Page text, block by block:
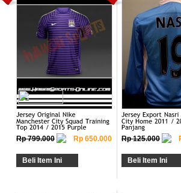
Rp 799.000 Rp 650.000
Beli Item Ini
Rp 125.000
Beli Item Ini